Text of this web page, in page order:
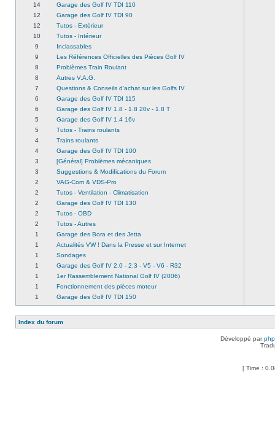
14
Garage des Golf IV TDI 110
12
Garage des Golf IV TDI 90
12
Tutos - Extérieur
10
Tutos - Intérieur
9
Inclassables
9
Les Références Officielles des Pièces Golf IV
8
Problèmes Train Roulant
8
Autres V.A.G.
7
Questions & Conseils d'achat sur les Golfs IV
6
Garage des Golf IV TDI 115
6
Garage des Golf IV 1.8 - 1.8 20v - 1.8 T
5
Garage des Golf IV 1.4 16v
5
Tutos - Trains roulants
4
Trains roulants
4
Garage des Golf IV TDI 100
3
[Général] Problèmes mécaniques
3
Suggestions & Modifications du Forum
2
VAG-Com & VDS-Pro
2
Tutos - Ventilation - Climatisation
2
Garage des Golf IV TDI 130
2
Tutos - OBD
2
Tutos - Autres
1
Garage des Bora et des Jetta
1
Actualités VW ! Dans la Presse et sur Internet
1
Sondages
1
Garage des Golf IV 2.0 - 2.3 - V5 - V6 - R32
1
1er Rassemblement National Golf IV (2006)
1
Fonctionnement des pièces moteur
1
Garage des Golf IV TDI 150
Index du forum
Développé par
[ Time :